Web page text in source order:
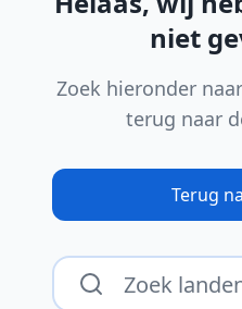
niet
Zoek hieronder
terug naar
Terug